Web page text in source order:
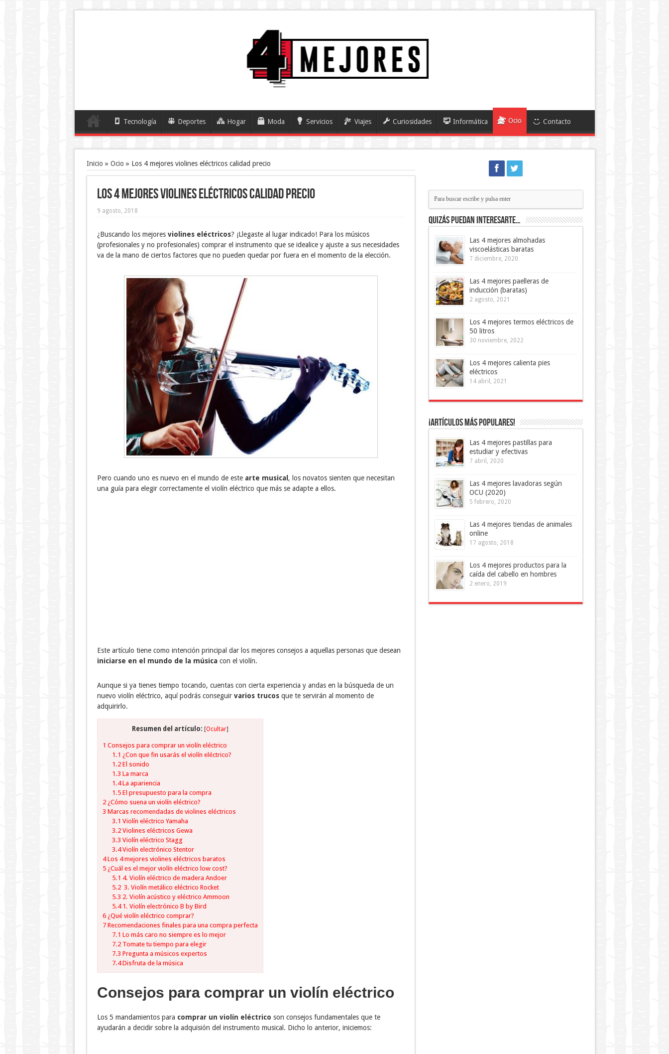
Tecnología Deportes Hogar Moda Servicios Viajes Curiosidades Informática Ocio Contacto
Inicio » Ocio » Los 4 mejores violines eléctricos calidad precio
Los 4 mejores violines eléctricos calidad precio
9 agosto, 2018
¿Buscando los mejores violines eléctricos? ¡Llegaste al lugar indicado! Para los músicos
(profesionales y no profesionales) comprar el instrumento que se idealice y ajuste a sus necesidades
va de la mano de ciertos factores que no pueden quedar por fuera en el momento de la elección.
Pero cuando uno es nuevo en el mundo de este arte musical , los novatos sienten que necesitan
una guía para elegir correctamente el violín eléctrico que más se adapte a ellos.
Este artículo tiene como intención principal dar los mejores consejos a aquellas personas que desean
iniciarse en el mundo de la músicacon el violín.
Aunque si ya tienes tiempo tocando, cuentas con cierta experiencia y andas en la búsqueda de un
nuevo violín eléctrico, aquí podrás conseguir varios trucosque te servirán al momento de
adquirirlo.
Resumen del artículo: [Ocultar]
1 Consejos para comprar un violín eléctrico
1.1 ¿Con que fin usarás el violín eléctrico?
1.2 El sonido
1.3 La marca
1.4La apariencia
1.5 El presupuesto para la compra
2¿Cómo suena un violín eléctrico?
3 Marcas recomendadas de violines eléctricos
3.1 Violín eléctrico Yamaha
3.2 Violines eléctricos Gewa
3.3 Violín eléctrico Stagg
3.4Violín electrónico Stentor
4Los 4 mejores violines eléctricos baratos
5¿Cuál es el mejor violín eléctrico low cost?
5.1 4. Violín eléctrico de madera Andoer
5.2 3. Violín metálico eléctrico Rocket
5.3 2. Violín acústico y eléctrico Ammoon
5.41. Violín electrónico B by Bird
6¿Qué violín eléctrico comprar?
7Recomendaciones finales para una compra perfecta
7.1 Lo más caro no siempre es lo mejor
7.2 Tomate tu tiempo para elegir
7.3 Pregunta a músicos expertos
7.4Disfruta de la música
Consejos para comprar un violín eléctrico
Los 5 mandamientos para comprar un violín eléctrico son consejos fundamentales que te
ayudarán a decidir sobre la adquisión del instrumento musical. Dicho lo anterior, iniciemos:
Quizás puedan interesarte…
Las 4 mejores almohadas
viscoelásticas baratas
7 diciembre, 2020
Las 4 mejores paelleras de
inducción (baratas)
2 agosto, 2021
Los 4 mejores termos eléctricos de
50 litros
30 noviembre, 2022
Los 4 mejores calienta pies
eléctricos
14 abril, 2021
¡Artículos más Populares!
Las 4 mejores pastillas para
estudiar y efectivas
7 abril, 2020
Las 4 mejores lavadoras según
OCU (2020)
5 febrero, 2020
Las 4 mejores tiendas de animales
online
17 agosto, 2018
Los 4 mejores productos para la
caída del cabello en hombres
2 enero, 2019